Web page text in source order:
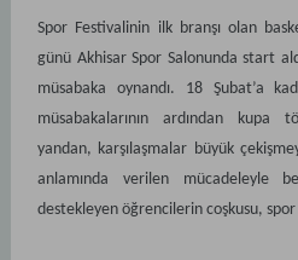
Spor Festivalinin ilk branşı olan
günü Akhisar Spor Salonunda start
müsabaka oynandı. 18 Şubat’a
müsabakalarının ardından kupa
yandan, karşılaşmalar büyük
anlamında verilen mücadeleyle
destekleyen öğrencilerin coşkusu,